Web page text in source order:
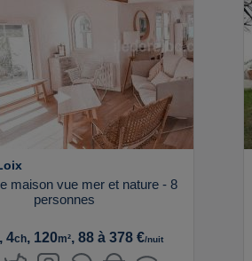
maison vue mer et nature - 8
personnes
, 4ch, 120m², 88 à 378 €/nuit